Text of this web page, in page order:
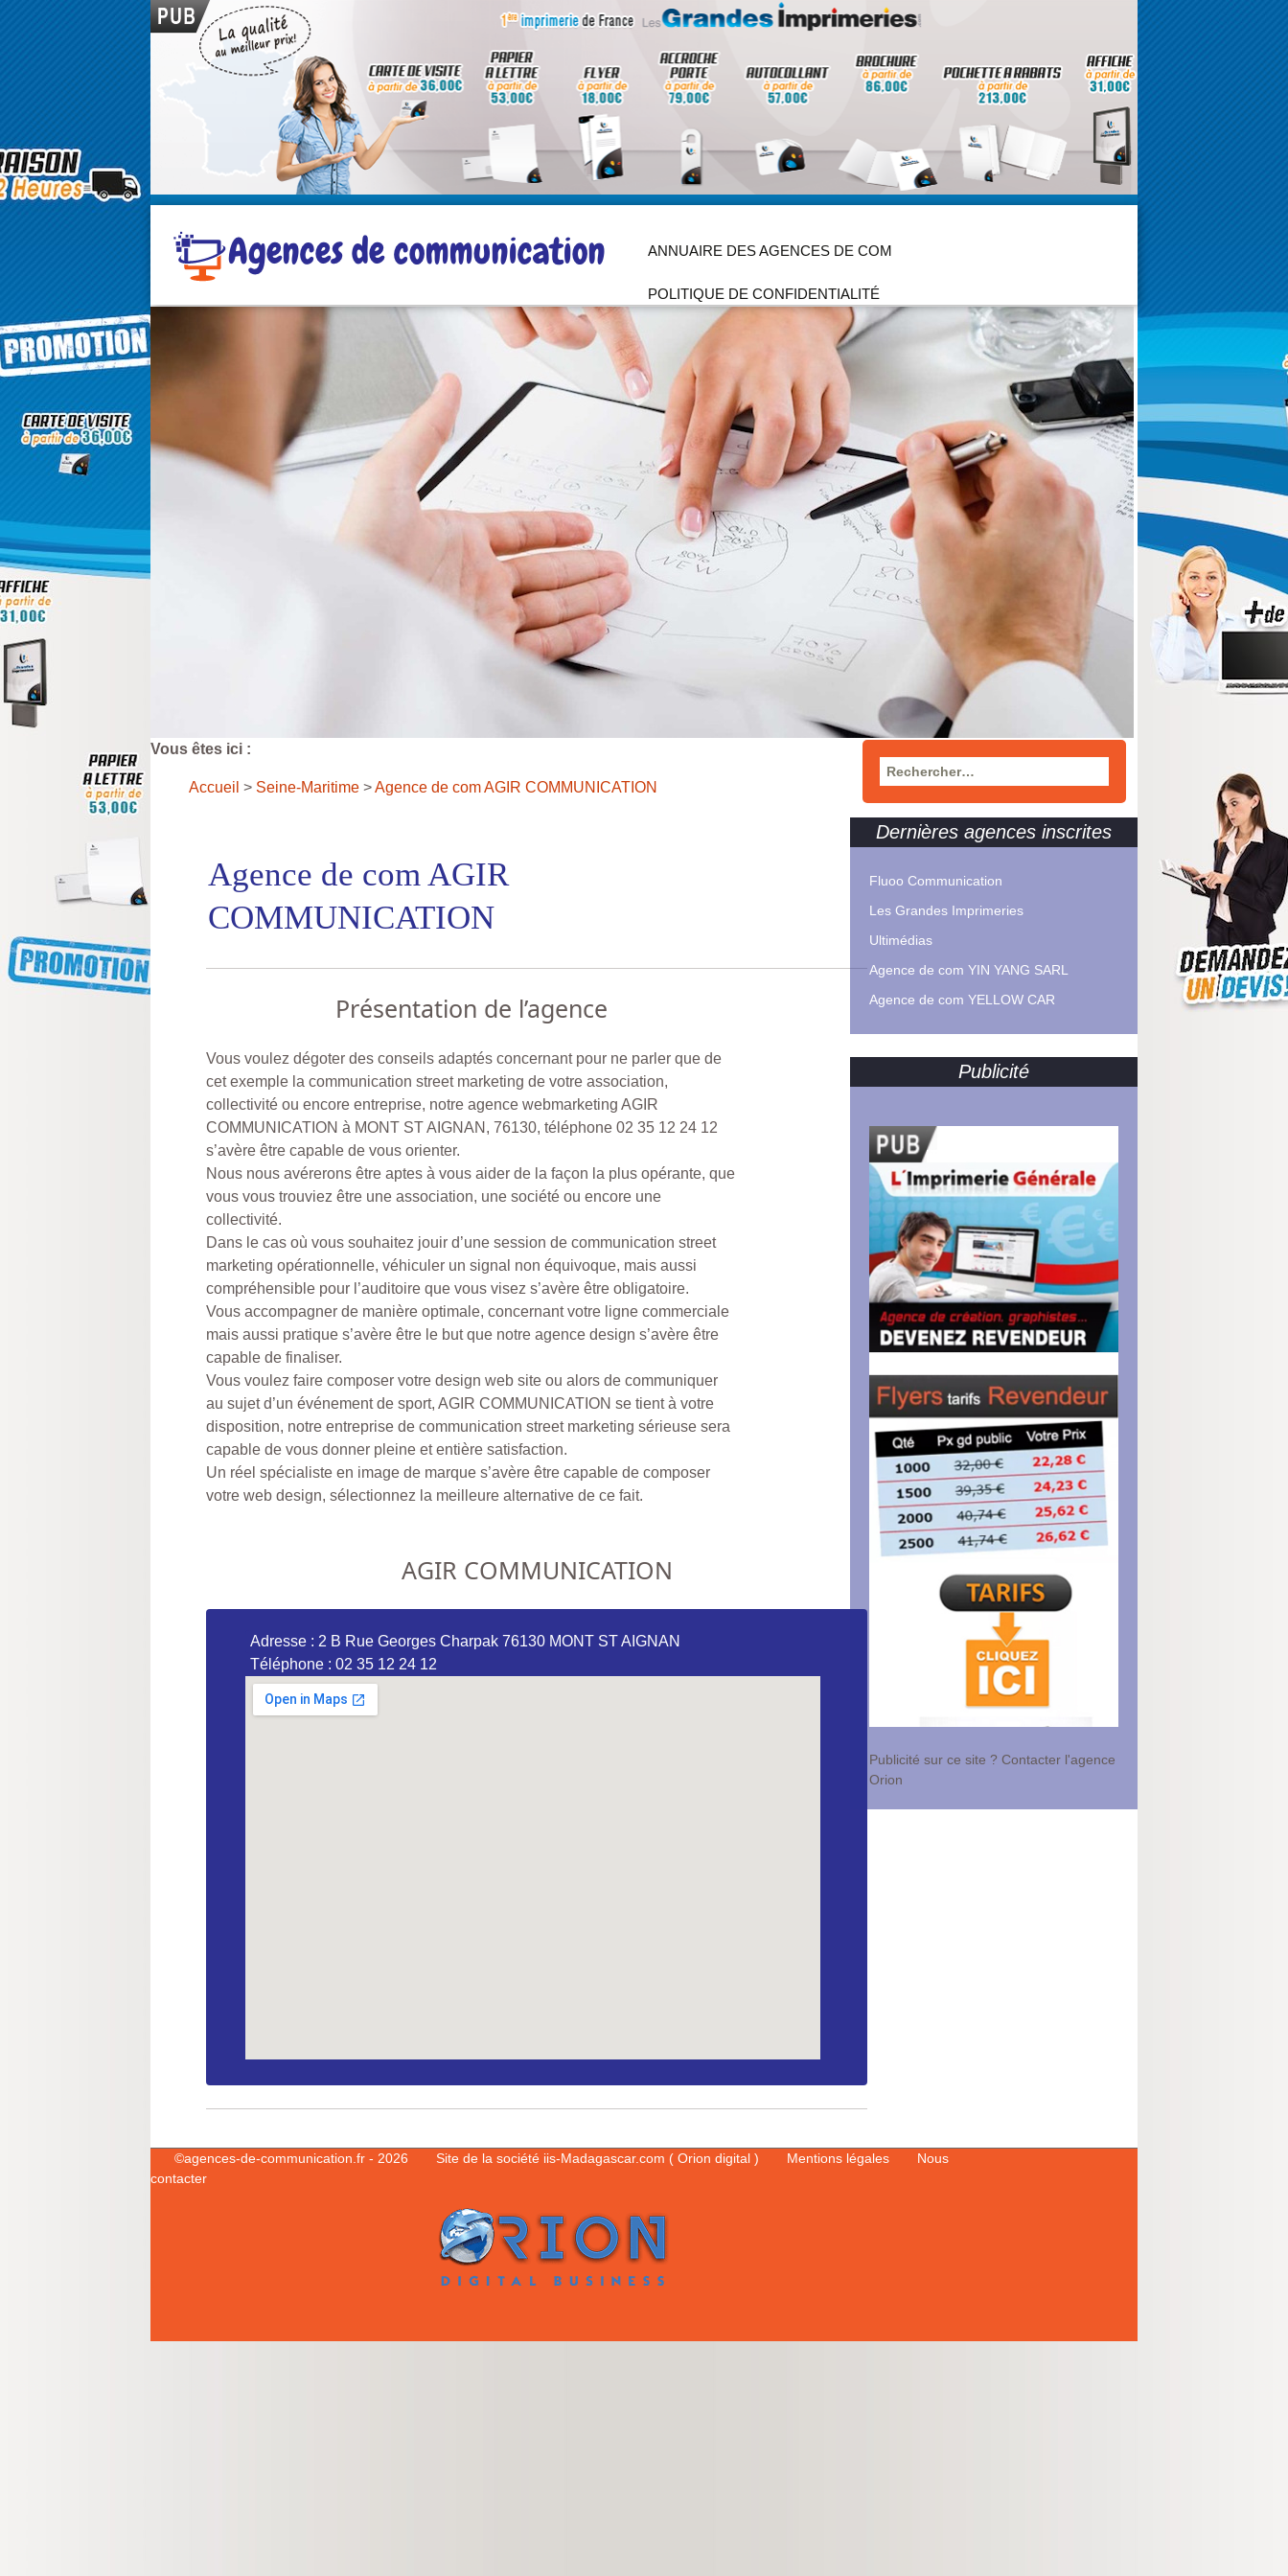
ANNUAIRE DES AGENCES DE COM
POLITIQUE DE CONFIDENTIALITÉ
Vous êtes ici :
Accueil > Seine-Maritime >Agence de com AGIR COMMUNICATION
Agence de com AGIR
COMMUNICATION
Présentation de l’agence
Vous voulez dégoter des conseils adaptés concernant pour ne parler que de
cet exemple la communication street marketing de votre association,
collectivité ou encore entreprise, notre agence webmarketing AGIR
COMMUNICATION à MONT ST AIGNAN, 76130, téléphone 02 35 12 24 12
s’avère être capable de vous orienter.
Nous nous avérerons être aptes à vous aider de la façon la plus opérante, que
vous vous trouviez être une association, une société ou encore une
collectivité.
Dans le cas où vous souhaitez jouir d’une session de communication street
marketing opérationnelle, véhiculer un signal non équivoque, mais aussi
compréhensible pour l’auditoire que vous visez s’avère être obligatoire.
Vous accompagner de manière optimale, concernant votre ligne commerciale
mais aussi pratique s’avère être le but que notre agence design s’avère être
capable de finaliser.
Vous voulez faire composer votre design web site ou alors de communiquer
au sujet d’un événement de sport, AGIR COMMUNICATION se tient à votre
disposition, notre entreprise de communication street marketing sérieuse sera
capable de vous donner pleine et entière satisfaction.
Un réel spécialiste en image de marque s’avère être capable de composer
votre web design, sélectionnez la meilleure alternative de ce fait.
AGIR COMMUNICATION
Adresse : 2 B Rue Georges Charpak 76130 MONT ST AIGNAN
Téléphone : 02 35 12 24 12
Rechercher :
Dernières agences inscrites
Fluoo Communication
Les Grandes Imprimeries
Ultimédias
Agence de com YIN YANG SARL
Agence de com YELLOW CAR
Publicité
Publicité sur ce site ? Contacter l'agence
Orion
©agences-de-communication.fr - 2026 Site de la société iis-Madagascar.com ( Orion digital ) Mentions légales
Nous
contacter